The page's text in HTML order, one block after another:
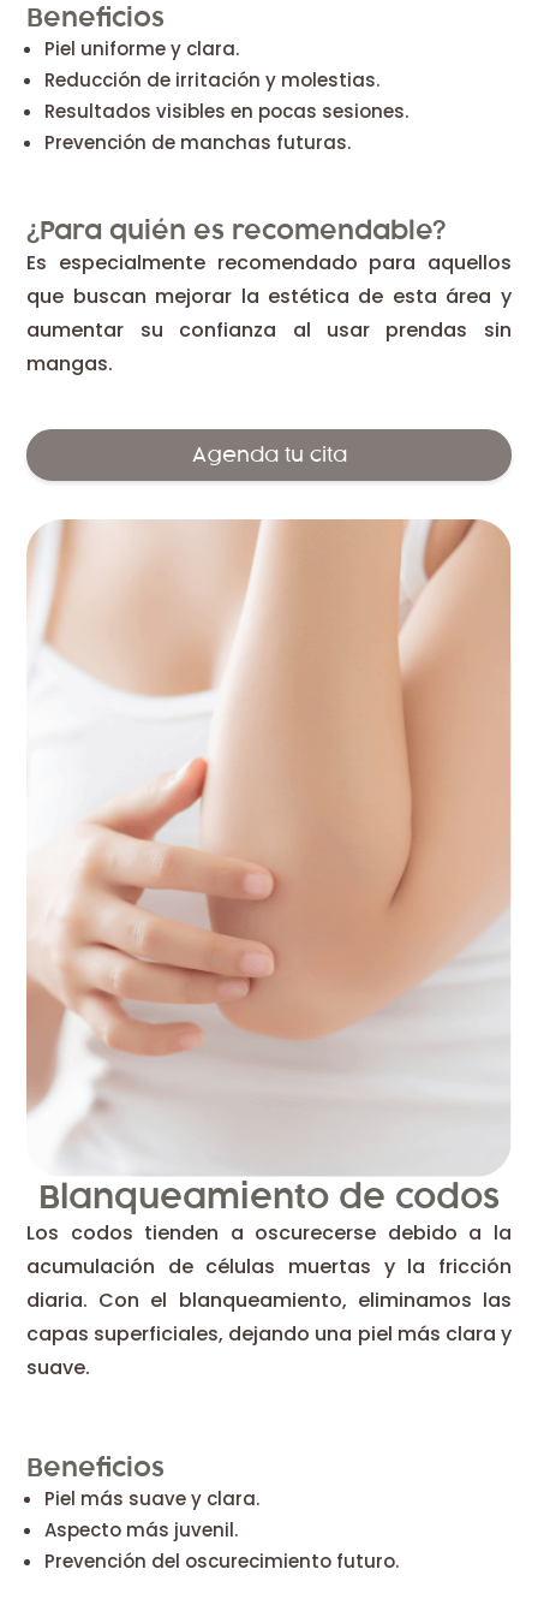
Beneficios
Piel uniforme y clara.
Reducción de irritación y molestias.
Resultados visibles en pocas sesiones.
Prevención de manchas futuras.
¿Para quién es recomendable?
Es especialmente recomendado para aquellos
que buscan mejorar la estética de esta área y
aumentar su confianza al usar prendas sin
mangas.
Agenda tu cita
Blanqueamiento de codos
Los codos tienden a oscurecerse debido a la
acumulación de células muertas y la fricción
diaria. Con el blanqueamiento, eliminamos las
capas superficiales, dejando una piel más clara y
suave.
Beneficios
Piel más suave y clara.
Aspecto más juvenil.
Prevención del oscurecimiento futuro.